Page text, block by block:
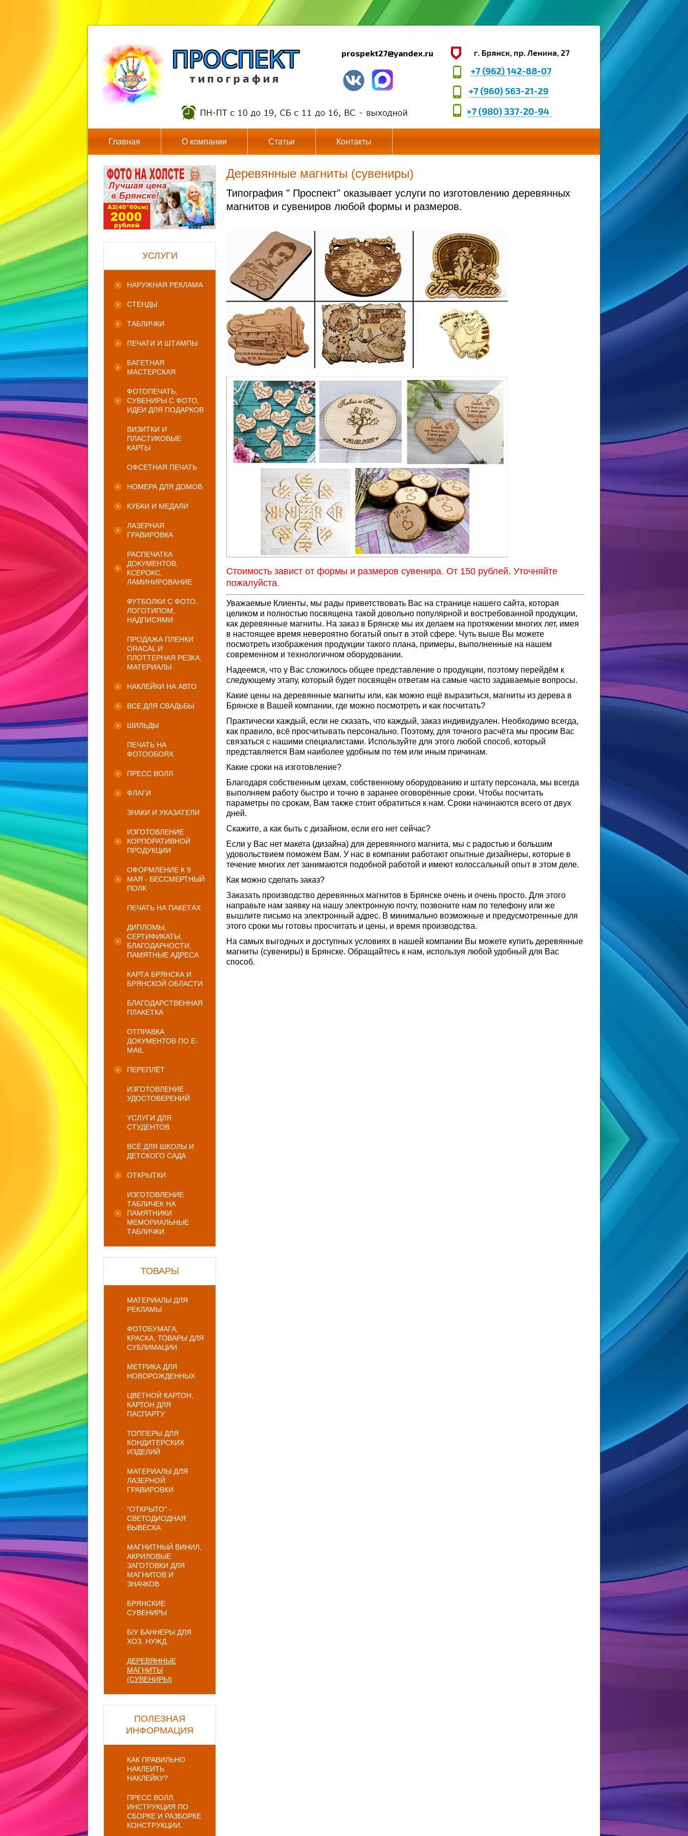
т и п о г р а ф и я
prospekt27@yandex.ru
Главная О компании Статьи Контакты
УСЛУГИ
НАРУЖНАЯ РЕКЛАМА
СТЕНДЫ
ТАБЛИЧКИ
ПЕЧАТИ И ШТАМПЫ
БАГЕТНАЯ
МАСТЕРСКАЯ
ФОТОПЕЧАТЬ,
СУВЕНИРЫ С ФОТО,
ИДЕИ ДЛЯ ПОДАРКОВ
ВИЗИТКИ И
ПЛАСТИКОВЫЕ
КАРТЫ
ОФСЕТНАЯ ПЕЧАТЬ
НОМЕРА ДЛЯ ДОМОВ
КУБКИ И МЕДАЛИ
ЛАЗЕРНАЯ
ГРАВИРОВКА
РАСПЕЧАТКА
ДОКУМЕНТОВ,
КСЕРОКС,
ЛАМИНИРОВАНИЕ
ФУТБОЛКИ С ФОТО,
ЛОГОТИПОМ,
НАДПИСЯМИ
ПРОДАЖА ПЛЕНКИ
ORACAL И
ПЛОТТЕРНАЯ РЕЗКА,
МАТЕРИАЛЫ
НАКЛЕЙКИ НА АВТО
ВСЕ ДЛЯ СВАДЬБЫ
ШИЛЬДЫ
ПЕЧАТЬ НА
ФОТООБОЯХ
ПРЕСС ВОЛЛ
ФЛАГИ
ЗНАКИ И УКАЗАТЕЛИ
ИЗГОТОВЛЕНИЕ
КОРПОРАТИВНОЙ
ПРОДУКЦИИ
ОФОРМЛЕНИЕ К 9
МАЯ - БЕССМЕРТНЫЙ
ПОЛК
ПЕЧАТЬ НА ПАКЕТАХ
ДИПЛОМЫ,
СЕРТИФИКАТЫ,
БЛАГОДАРНОСТИ,
ПАМЯТНЫЕ АДРЕСА
КАРТА БРЯНСКА И
БРЯНСКОЙ ОБЛАСТИ
БЛАГОДАРСТВЕННАЯ
ПЛАКЕТКА
ОТПРАВКА
ДОКУМЕНТОВ ПО E-
MAIL
ПЕРЕПЛЁТ
ИЗГОТОВЛЕНИЕ
УДОСТОВЕРЕНИЙ
УСЛУГИ ДЛЯ
СТУДЕНТОВ
ВСЁ ДЛЯ ШКОЛЫ И
ДЕТСКОГО САДА
ОТКРЫТКИ
ИЗГОТОВЛЕНИЕ
ТАБЛИЧЕК НА
ПАМЯТНИКИ
МЕМОРИАЛЬНЫЕ
ТАБЛИЧКИ
ТОВАРЫ
МАТЕРИАЛЫ ДЛЯ
РЕКЛАМЫ
ФОТОБУМАГА,
КРАСКА, ТОВАРЫ ДЛЯ
СУБЛИМАЦИИ
МЕТРИКА ДЛЯ
НОВОРОЖДЕННЫХ
ЦВЕТНОЙ КАРТОН,
КАРТОН ДЛЯ
ПАСПАРТУ
ТОППЕРЫ ДЛЯ
КОНДИТЕРСКИХ
ИЗДЕЛИЙ
МАТЕРИАЛЫ ДЛЯ
ЛАЗЕРНОЙ
ГРАВИРОВКИ
"ОТКРЫТО" -
СВЕТОДИОДНАЯ
ВЫВЕСКА
МАГНИТНЫЙ ВИНИЛ,
АКРИЛОВЫЕ
ЗАГОТОВКИ ДЛЯ
МАГНИТОВ И
ЗНАЧКОВ
БРЯНСКИЕ
СУВЕНИРЫ
Б/У БАННЕРЫ ДЛЯ
ХОЗ. НУЖД
ДЕРЕВЯННЫЕ
МАГНИТЫ
(СУВЕНИРЫ)
ПОЛЕЗНАЯ
ИНФОРМАЦИЯ
КАК ПРАВИЛЬНО
НАКЛЕИТЬ
НАКЛЕЙКУ?
ПРЕСС ВОЛЛ.
ИНСТРУКЦИЯ ПО
СБОРКЕ И РАЗБОРКЕ
КОНСТРУКЦИИ.
Деревянные магниты (сувениры)
Типография " Проспект" оказывает услуги по изготовлению деревянных
магнитов и сувениров любой формы и размеров.
Стоимость завист от формы и размеров сувенира. От 150 рублей. Уточняйте
пожалуйста.
Уважаемые Клиенты, мы рады приветствовать Вас на странице нашего сайта, которая
целиком и полностью посвящена такой довольно популярной и востребованной продукции,
как деревянные магниты. На заказ в Брянске мы их делаем на протяжении многих лет, имея
в настоящее время невероятно богатый опыт в этой сфере. Чуть выше Вы можете
посмотреть изображения продукции такого плана, примеры, выполненные на нашем
современном и технологичном оборудовании.
Надеемся, что у Вас сложилось общее представление о продукции, поэтому перейдём к
следующему этапу, который будет посвящён ответам на самые часто задаваемые вопросы.
Какие цены на деревянные магниты или, как можно ещё выразиться, магниты из дерева в
Брянске в Вашей компании, где можно посмотреть и как посчитать?
Практически каждый, если не сказать, что каждый, заказ индивидуален. Необходимо всегда,
как правило, всё просчитывать персонально. Поэтому, для точного расчёта мы просим Вас
связаться с нашими специалистами. Используйте для этого любой способ, который
представляется Вам наиболее удобным по тем или иным причинам.
Какие сроки на изготовление?
Благодаря собственным цехам, собственному оборудованию и штату персонала, мы всегда
выполняем работу быстро и точно в заранее оговорённые сроки. Чтобы посчитать
параметры по срокам, Вам также стоит обратиться к нам. Сроки начинаются всего от двух
дней.
Скажите, а как быть с дизайном, если его нет сейчас?
Если у Вас нет макета (дизайна) для деревянного магнита, мы с радостью и большим
удовольствием поможем Вам. У нас в компании работают опытные дизайнеры, которые в
течение многих лет занимаются подобной работой и имеют колоссальный опыт в этом деле.
Как можно сделать заказ?
Заказать производство деревянных магнитов в Брянске очень и очень просто. Для этого
направьте нам заявку на нашу электронную почту, позвоните нам по телефону или же
вышлите письмо на электронный адрес. В минимально возможные и предусмотренные для
этого сроки мы готовы просчитать и цены, и время производства.
На самых выгодных и доступных условиях в нашей компании Вы можете купить деревянные
магниты (сувениры) в Брянске. Обращайтесь к нам, используя любой удобный для Вас
способ.